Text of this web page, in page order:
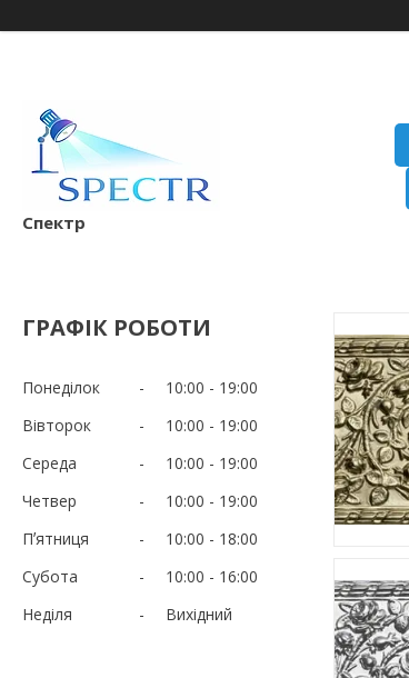
Спектр
ГРАФІК РОБОТИ
Понеділок 10:00
19:00
Вівторок
10:00
19:00
Середа
10:00
19:00
Четвер
10:00
19:00
Пʼятниця
10:00
18:00
Субота
10:00
16:00
Неділя
Вихідний